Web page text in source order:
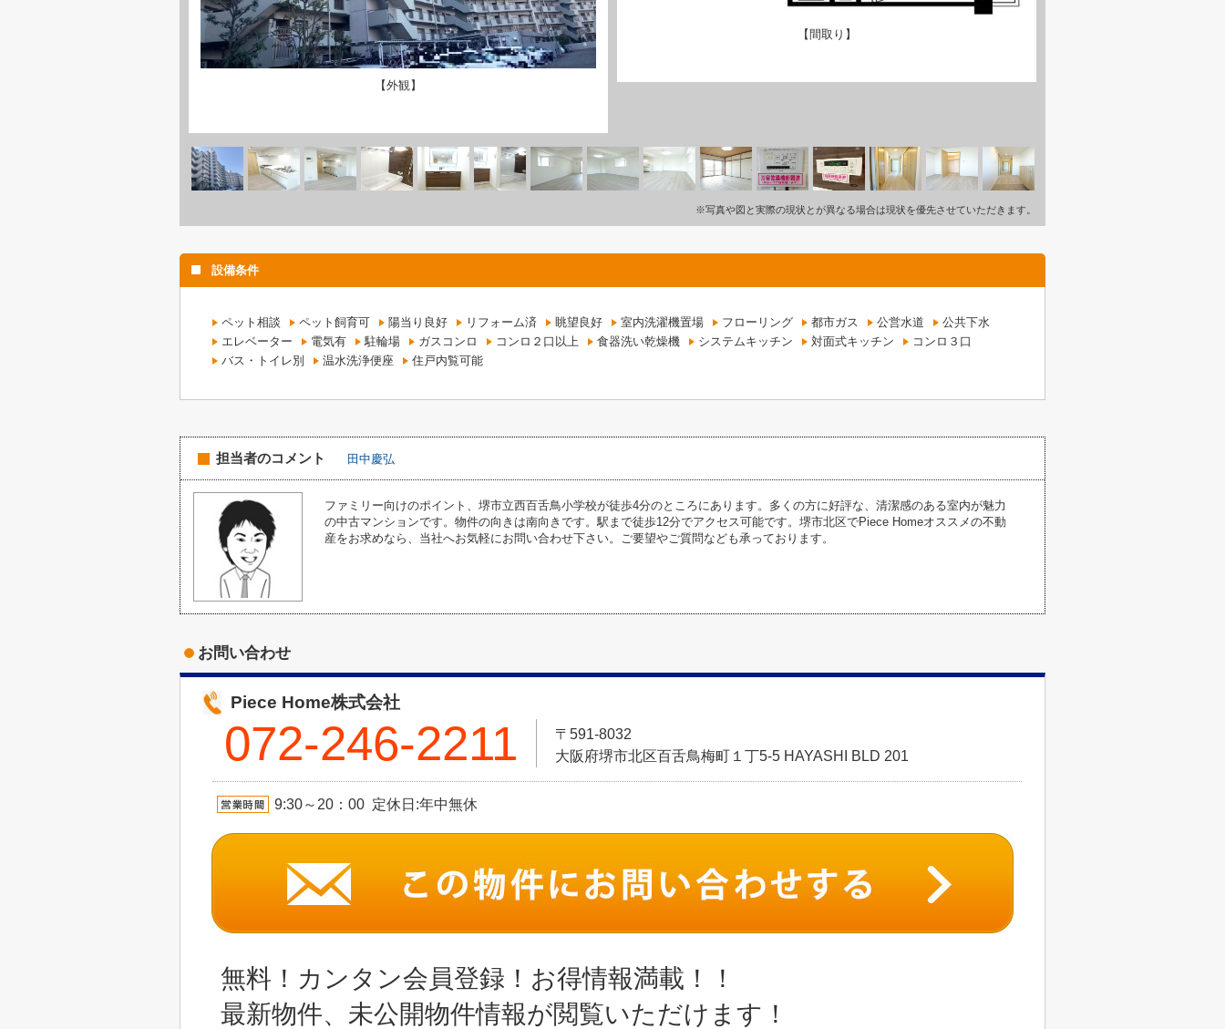
【外観】
【間取り】
※写真や図と実際の現状とが異なる場合は現状を優先させていただきます。
設備条件
ペット相談 ペット飼育可 陽当り良好 リフォーム済 眺望良好 室内洗濯機置場 フローリング 都市ガス 公営水道
公共下水
エレベーター
電気有 駐輪場 ガスコンロ コンロ２口以上 食器洗い乾燥機 システムキッチン 対面式キッチン
コンロ３口
バス・トイレ別
温水洗浄便座 住戸内覧可能
担当者のコメント 田中慶弘
ファミリー向けのポイント、堺市立西百舌鳥小学校が徒歩4分のところにあります。多くの方に好評な、清潔感のある室内が魅力
の中古マンションです。物件の向きは南向きです。駅まで徒歩12分でアクセス可能です。堺市北区でPiece Homeオススメの不動
産をお求めなら、当社へお気軽にお問い合わせ下さい。ご要望やご質問なども承っております。
お問い合わせ
Piece Home株式会社
072-246-2211
〒591-8032
大阪府堺市北区百舌鳥梅町１丁5-5 HAYASHI BLD 201
9:30～20：00 定休日:年中無休
無料！カンタン会員登録！お得情報満載！！
最新物件、未公開物件情報が閲覧いただけます！